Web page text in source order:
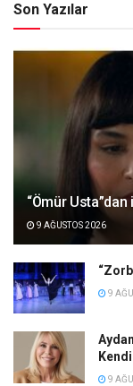
Son Yazılar
“Ömür Usta”dan
9 AĞUSTOS 2026
9
9